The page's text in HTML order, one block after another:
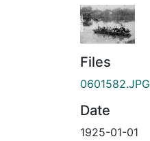
Files
0601582.JPG
Date
1925-01-01